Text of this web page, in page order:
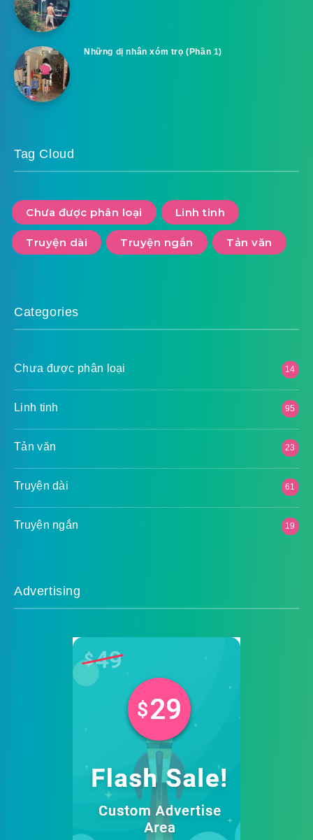
Những dị nhân xóm trọ (Phần 1)
Tag Cloud
Chưa được phân loại Linh tinh
Truyện dài Truyện ngắn Tản văn
Categories
Chưa được phân loại 14
Linh tinh 95
Tản văn 23
Truyện dài 61
Truyện ngắn 19
Advertising